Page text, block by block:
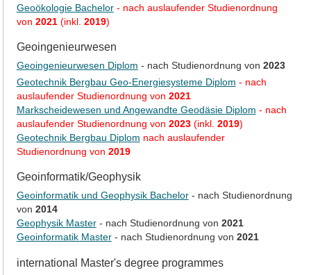
Geoökologie Bachelor- nach auslaufender Studienordnung
von 2021(inkl. 2019)
Geoingenieurwesen
Geoingenieurwesen Diplom - nach Studienordnung von 2023
Geotechnik Bergbau Geo-Energiesysteme Diplom - nach
auslaufender Studienordnung von 2021
Markscheidewesen und Angewandte Geodäsie Diplom - nach
auslaufender Studienordnung von 2023(inkl. 2019)
Geotechnik Bergbau Diplom nach auslaufender
Studienordnung von 2019
Geoinformatik/Geophysik
Geoinformatik und Geophysik Bachelor- nach Studienordnung
von 2014
Geophysik Master- nach Studienordnung von 2021
Geoinformatik Master- nach Studienordnung von 2021
international Master's degree programmes